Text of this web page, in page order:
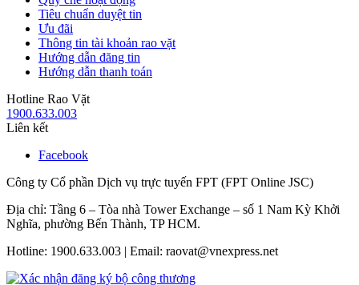
Tiêu chuẩn duyệt tin
Ưu đãi
Thông tin tài khoản rao vặt
Hướng dẫn đăng tin
Hướng dẫn thanh toán
Hotline Rao Vặt
1900.633.003
Liên kết
Facebook
Công ty Cổ phần Dịch vụ trực tuyến FPT (FPT Online JSC)
Địa chỉ: Tầng 6 – Tòa nhà Tower Exchange – số 1 Nam Kỳ Khởi
Nghĩa, phường Bến Thành, TP HCM.
Hotline: 1900.633.003 | Email: raovat@vnexpress.net